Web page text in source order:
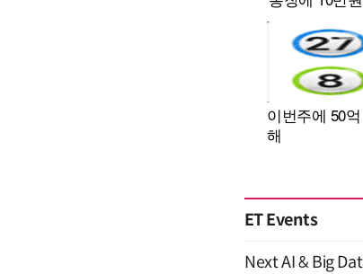
ET Events
Next AI & Big